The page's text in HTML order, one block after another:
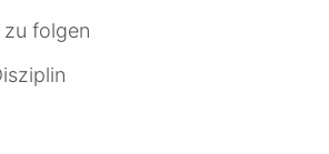
zu folgen